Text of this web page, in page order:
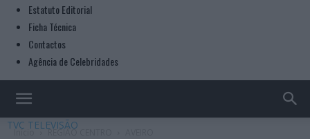
Estatuto Editorial
Ficha Técnica
Contactos
Agência de Celebridades
TVC TELEVISÃO
Início REGIÃO CENTRO